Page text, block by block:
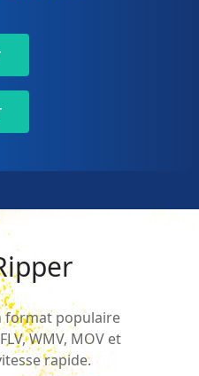
format populaire
WMV, MOV et
rapide.